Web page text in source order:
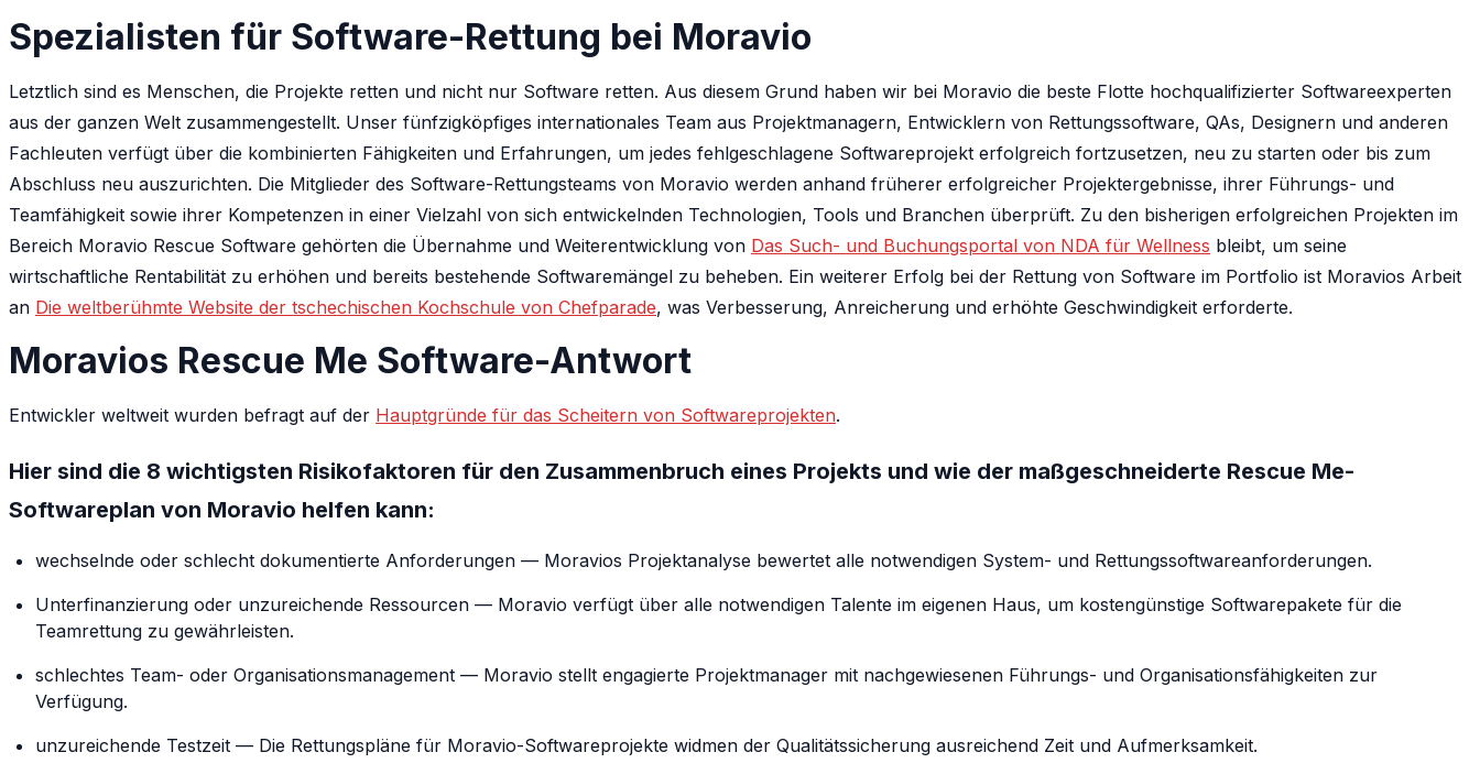
Spezialisten für Software-Rettung bei Moravio
Letztlich sind es Menschen, die Projekte retten und nicht nur Software retten. Aus diesem Grund haben wir bei Moravio die beste Flotte hochqualifizierter Softwareexperten
aus der ganzen Welt zusammengestellt. Unser fünfzigköpfiges internationales Team aus Projektmanagern, Entwicklern von Rettungssoftware, QAs, Designern und anderen
Fachleuten verfügt über die kombinierten Fähigkeiten und Erfahrungen, um jedes fehlgeschlagene Softwareprojekt erfolgreich fortzusetzen, neu zu starten oder bis zum
Abschluss neu auszurichten. Die Mitglieder des Software-Rettungsteams von Moravio werden anhand früherer erfolgreicher Projektergebnisse, ihrer Führungs- und
Teamfähigkeit sowie ihrer Kompetenzen in einer Vielzahl von sich entwickelnden Technologien, Tools und Branchen überprüft. Zu den bisherigen erfolgreichen Projekten im
Bereich Moravio Rescue Software gehörten die Übernahme und Weiterentwicklung von Das Such- und Buchungsportal von NDA für Wellness bleibt, um seine
wirtschaftliche Rentabilität zu erhöhen und bereits bestehende Softwaremängel zu beheben. Ein weiterer Erfolg bei der Rettung von Software im Portfolio ist Moravios Arbeit
an Die weltberühmte Website der tschechischen Kochschule von Chefparade, was Verbesserung, Anreicherung und erhöhte Geschwindigkeit erforderte.
Moravios Rescue Me Software-Antwort
Entwickler weltweit wurden befragt auf der Hauptgründe für das Scheitern von Softwareprojekten.
Hier sind die 8 wichtigsten Risikofaktoren für den Zusammenbruch eines Projekts und wie der maßgeschneiderte Rescue Me-
Softwareplan von Moravio helfen kann:
wechselnde oder schlecht dokumentierte Anforderungen — Moravios Projektanalyse bewertet alle notwendigen System- und Rettungssoftwareanforderungen.
Unterfinanzierung oder unzureichende Ressourcen — Moravio verfügt über alle notwendigen Talente im eigenen Haus, um kostengünstige Softwarepakete für die
Teamrettung zu gewährleisten.
schlechtes Team- oder Organisationsmanagement — Moravio stellt engagierte Projektmanager mit nachgewiesenen Führungs- und Organisationsfähigkeiten zur
Verfügung.
unzureichende Testzeit — Die Rettungspläne für Moravio-Softwareprojekte widmen der Qualitätssicherung ausreichend Zeit und Aufmerksamkeit.